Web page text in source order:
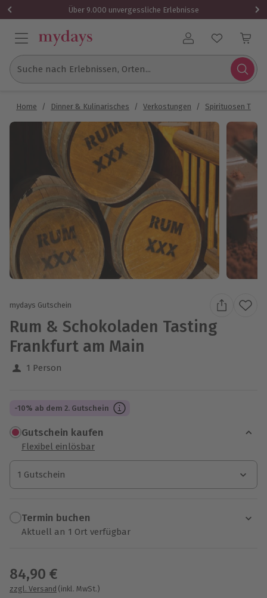
Über 9.000 unvergessliche Erlebnisse
Benutzerkonto
Suche nach Erlebnissen, Orten...
Home / Dinner & Kulinarisches / Verkostungen / Spirituosen
mydays Gutschein
Rum & Schokoladen Tasting
Frankfurt am Main
1 Person
-10% ab dem 2. Gutschein
Gutschein kaufen
Flexibel einlösbar
1 Gutschein
1 Gutschein
1 Gutschein
Termin buchen
Aktuell an 1 Ort verfügbar
84,90 €
zzgl. Versand (inkl. MwSt.)